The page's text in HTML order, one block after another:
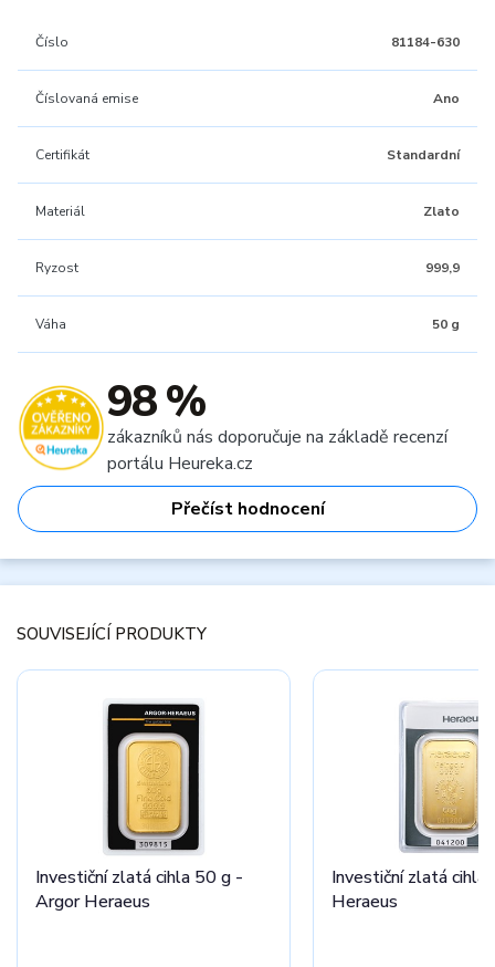
Číslo 81184-630
Číslovaná emise Ano
Certifikát Standardní
Materiál Zlato
Ryzost 999,9
Váha 50 g
98 %
zákazníků nás doporučuje na základě recenzí
portálu Heureka.cz
Přečíst hodnocení
SOUVISEJÍCÍ PRODUKTY
Investiční zlatá cihla 50 g -
Argor Heraeus
Investiční zlatá cihla
Heraeus